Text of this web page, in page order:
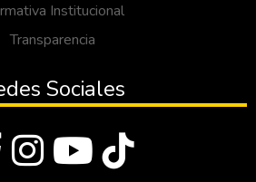
Institucional
Transparencia
Sociales